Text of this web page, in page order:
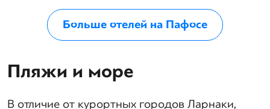
Больше отелей на Пафосе
Пляжи и море
В отличие от курортных городов Ларнаки,